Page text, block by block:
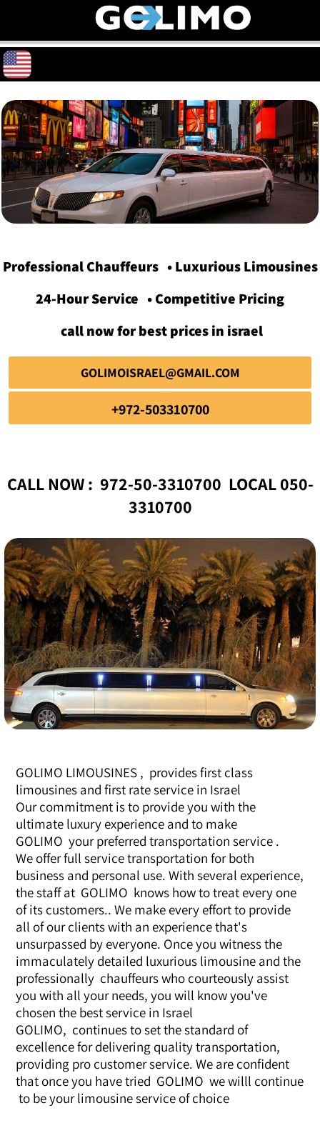
Professional Chauffeurs • Luxurious Limousines
24-Hour Service •Competitive Pricing
call now for best prices in israel
GOLIMOISRAEL@GMAIL.COM
972-503310700+
CALL NOW : 972-50-3310700 LOCAL 050-
3310700
GOLIMO LIMOUSINES , provides first class
limousines and first rate service in Israel
Our commitment is to provide you with the
ultimate luxury experience and to make
. GOLIMO your preferred transportation service
We offer full service transportation for both
business and personal use. With several experience,
the staff at GOLIMO knows how to treat every one
of its customers.. We make every effort to provide
all of our clients with an experience that's
unsurpassed by everyone. Once you witness the
immaculately detailed luxurious limousine and the
professionally chauffeurs who courteously assist
you with all your needs, you will know you've
chosen the best service in Israel
GOLIMO, continues to set the standard of
excellence for delivering quality transportation,
providing pro customer service. We are confident
that once you have tried GOLIMO we willl continue
to be your limousine service of choice